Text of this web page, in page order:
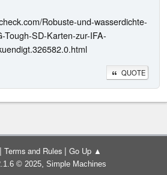
Robuste-und-wasserdichte-
Tough-SD-Karten-zur-IFA-
QUOTE
| Terms and Rules | Go Up ▲
© 2025, Simple Machines